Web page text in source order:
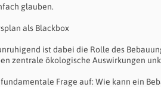
glauben.
als Blackbox
ist dabei die Rolle des
zentrale ökologische Auswirkungen
Frage auf: Wie kann ein